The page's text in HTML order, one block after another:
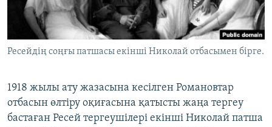
ЖАЗЫЛЫҢЫЗ
Ресейдің соңғы патшасы екінші Николай отбасымен бірге.
1918 жылы ату жазасына кесілген Романовтар
отбасын өлтіру оқиғасына қатысты жаңа тергеу
бастаған Ресей тергеушілері екінші Николай патша